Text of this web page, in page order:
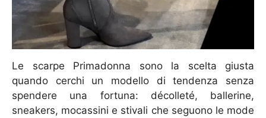
Le scarpe Primadonna sono la scelta giusta
quando cerchi un modello di tendenza senza
spendere una fortuna: décolleté, ballerine,
sneakers, mocassini e stivali che seguono le mode